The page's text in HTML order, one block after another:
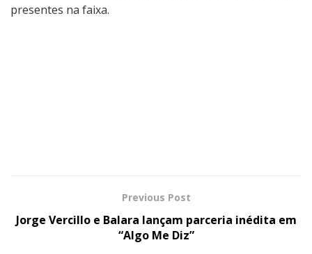
presentes na faixa.
Previous Post
Jorge Vercillo e Balara lançam parceria inédita em
“Algo Me Diz”